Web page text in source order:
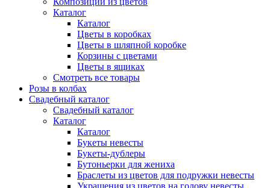
Каталог
Каталог
Цветы в коробках
Цветы в шляпной коробке
Корзины с цветами
Цветы в ящиках
Смотреть все товары
Розы в колбах
Свадебный каталог
Свадебный каталог
Каталог
Каталог
Букеты невесты
Букеты-дублеры
Бутоньерки для жениха
Браслеты из цветов для подружки невесты